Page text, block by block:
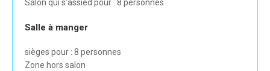
Salon qui s'assied pour : 8 personnes
Salle à manger
sièges pour : 8 personnes
Zone hors salon